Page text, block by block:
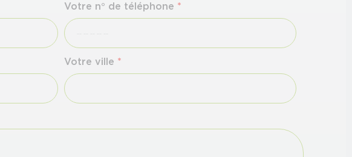
Votre n° de téléphone *
Votre ville *